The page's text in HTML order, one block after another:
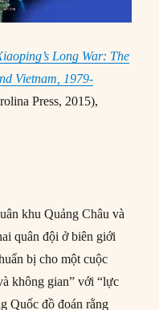
Long War: The
Vietnam, 1979-
Press, 2015),
khu Quảng Châu và
quân đội ở biên giới
bị cho một cuộc
không gian” với “lực
Quốc đồ đoán rằng